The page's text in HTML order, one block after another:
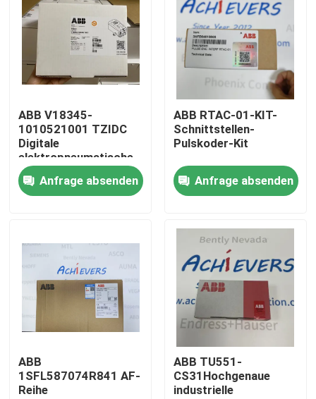
Zu Hause
Über uns
Werksbesichtigung
Kontakt mit uns
ABB V18345-
1010521001 TZIDC
Digitale
elektropneumatische
Ventil
Anfrage absenden
ABB RTAC-01-KIT-
Schnittstellen-
Pulskoder-Kit
Anfrage absenden
ABB
1SFL587074R841 AF-
Reihe
ABB TU551-
CS31Hochgenaue
industrielle